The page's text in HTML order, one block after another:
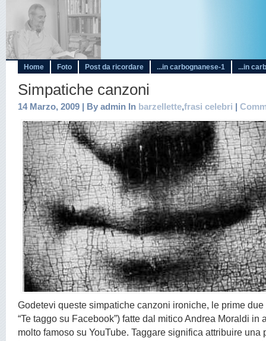
Home Foto Post da ricordare ...in carbognanese-1 ...in
Simpatiche canzoni
14 Marzo, 2009 | By admin In barzellette,frasi celebri |
Godetevi queste simpatiche canzoni ironiche, le prime due
“Te taggo su Facebook”) fatte dal mitico Andrea Moraldi in
molto famoso su YouTube. Taggare significa attribuire una